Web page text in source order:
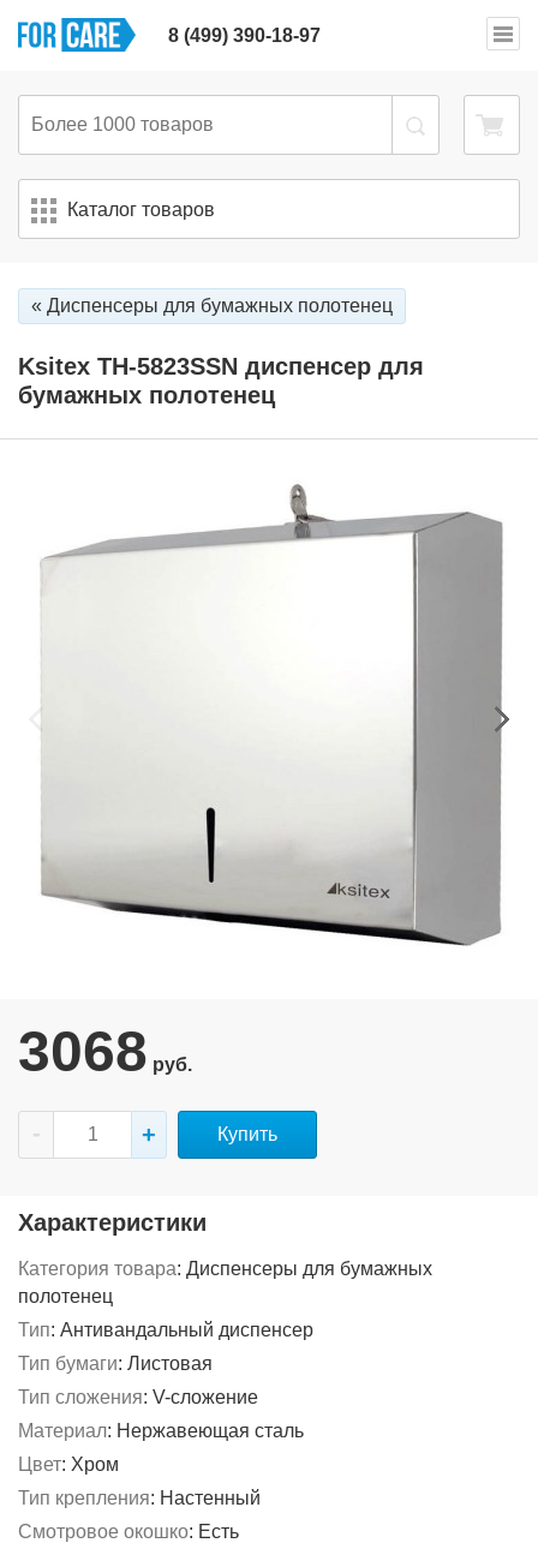
8 (499) 390-18-97
Каталог товаров
« Диспенсеры для бумажных полотенец
Ksitex TН-5823SSN диспенсер для
бумажных полотенец
3068 руб.
Купить
Характеристики
Категория товара: Диспенсеры для бумажных
полотенец
Тип: Антивандальный диспенсер
Тип бумаги: Листовая
Тип сложения: V-сложение
Материал: Нержавеющая сталь
Цвет: Хром
Тип крепления: Настенный
Смотровое окошко: Есть